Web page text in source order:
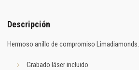
Descripción
Hermoso anillo de compromiso Limadiamonds.
Grabado láser incluido